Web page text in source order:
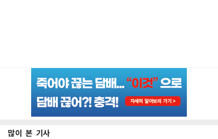
많이 본 기사